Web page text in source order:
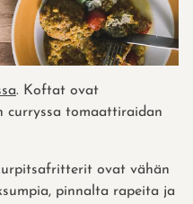
. Koftat ovat
curryssa tomaattiraidan
ovat vähän
pinnalta rapeita ja